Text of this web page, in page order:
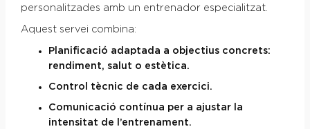
personalitzades amb un entrenador especialitzat.
Aquest servei combina:
Planificació adaptada a objectius concrets:
rendiment, salut o estètica.
Control tècnic de cada exercici.
Comunicació contínua per a ajustar la
intensitat de l’entrenament.